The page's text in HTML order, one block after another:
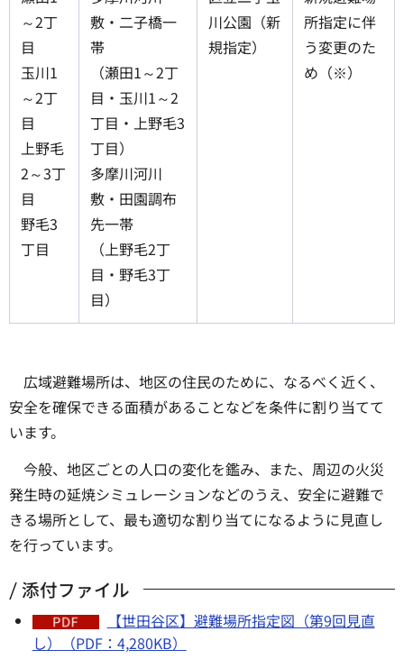
～2丁
目
玉川1
～2丁
目
上野毛
2～3丁
目
野毛3
丁目
敷・二子橋一
帯
（瀬田1～2丁
目・玉川1～2
丁目・上野毛3
丁目）
多摩川河川
敷・田園調布
先一帯
（上野毛2丁
目・野毛3丁
目）
川公園（新
規指定）
所指定に伴
う変更のた
め（※）
広域避難場所は、地区の住民のために、なるべく近く、
安全を確保できる面積があることなどを条件に割り当てて
います。
今般、地区ごとの人口の変化を鑑み、また、周辺の火災
発生時の延焼シミュレーションなどのうえ、安全に避難で
きる場所として、最も適切な割り当てになるように見直し
を行っています。
添付ファイル
【世田谷区】避難場所指定図（第9回見直
し）（PDF：4,280KB）